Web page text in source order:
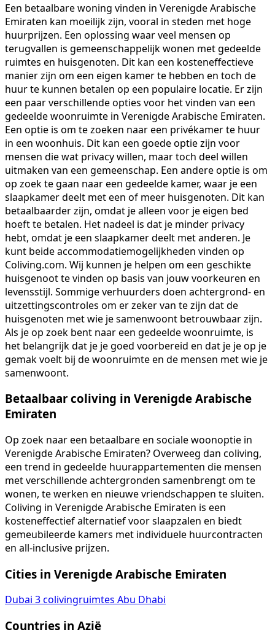
Een betaalbare woning vinden in Verenigde Arabische
Emiraten kan moeilijk zijn, vooral in steden met hoge
huurprijzen. Een oplossing waar veel mensen op
terugvallen is gemeenschappelijk wonen met gedeelde
ruimtes en huisgenoten. Dit kan een kosteneffectieve
manier zijn om een eigen kamer te hebben en toch de
huur te kunnen betalen op een populaire locatie. Er zijn
een paar verschillende opties voor het vinden van een
gedeelde woonruimte in Verenigde Arabische Emiraten.
Een optie is om te zoeken naar een privékamer te huur
in een woonhuis. Dit kan een goede optie zijn voor
mensen die wat privacy willen, maar toch deel willen
uitmaken van een gemeenschap. Een andere optie is om
op zoek te gaan naar een gedeelde kamer, waar je een
slaapkamer deelt met een of meer huisgenoten. Dit kan
betaalbaarder zijn, omdat je alleen voor je eigen bed
hoeft te betalen. Het nadeel is dat je minder privacy
hebt, omdat je een slaapkamer deelt met anderen. Je
kunt beide accommodatiemogelijkheden vinden op
Coliving.com. Wij kunnen je helpen om een geschikte
huisgenoot te vinden op basis van jouw voorkeuren en
levensstijl. Sommige verhuurders doen achtergrond- en
uitzettingscontroles om er zeker van te zijn dat de
huisgenoten met wie je samenwoont betrouwbaar zijn.
Als je op zoek bent naar een gedeelde woonruimte, is
het belangrijk dat je je goed voorbereid en dat je je op je
gemak voelt bij de woonruimte en de mensen met wie je
samenwoont.
Betaalbaar coliving in Verenigde Arabische
Emiraten
Op zoek naar een betaalbare en sociale woonoptie in
Verenigde Arabische Emiraten? Overweeg dan coliving,
een trend in gedeelde huurappartementen die mensen
met verschillende achtergronden samenbrengt om te
wonen, te werken en nieuwe vriendschappen te sluiten.
Coliving in Verenigde Arabische Emiraten is een
kosteneffectief alternatief voor slaapzalen en biedt
gemeubileerde kamers met individuele huurcontracten
en all-inclusive prijzen.
Cities in Verenigde Arabische Emiraten
Dubai 3 colivingruimtes Abu Dhabi
Countries in Azië